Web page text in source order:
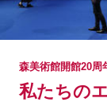
森美術館開館20周
私たちの